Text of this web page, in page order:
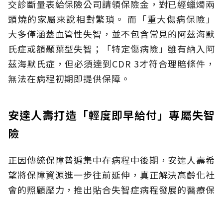
交診斷量表給保險公司請領保險金，對已經蠟燭兩
頭燒的家屬來說相對繁瑣。 而「重大傷病保險」
大多僅涵蓋血管性失智，並不包含常見的阿茲海默
氏症或額顳葉型失智；「特定傷病險」雖有納入阿
茲海默氏症，但必須達到CDR 3才符合理賠條件，
無法在病程初期即提供保障。
安達人壽打造「輕度即早給付」專屬失智
險
正因傳統保障普遍集中在病程中後期，安達人壽希
望將保障資源進一步往前延伸，真正解決高齡化社
會的照顧壓力，推出貼合失智症病程發展的醫療保